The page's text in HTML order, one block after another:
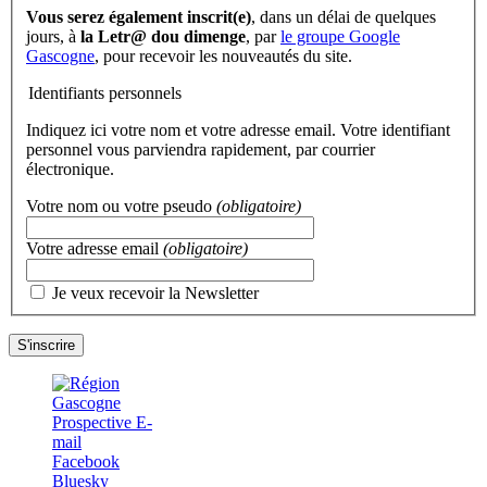
Vous serez également inscrit(e), dans un délai de quelques
jours, à la Letr@ dou dimenge, parle groupe Google
Gascogne, pour recevoir les nouveautés du site.
Identifiants personnels
Indiquez ici votre nom et votre adresse email. Votre identifiant
personnel vous parviendra rapidement, par courrier
électronique.
Votre nom ou votre pseudo (obligatoire)
Votre adresse email (obligatoire)
Je veux recevoir la Newsletter